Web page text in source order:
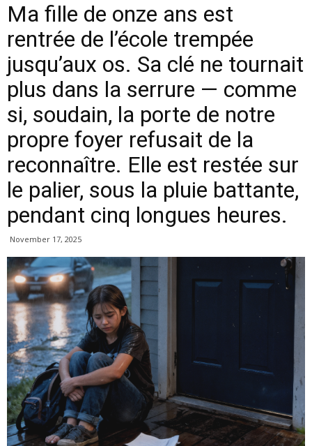
Ma fille de onze ans est
rentrée de l’école trempée
jusqu’aux os. Sa clé ne tournait
plus dans la serrure — comme
si, soudain, la porte de notre
propre foyer refusait de la
reconnaître. Elle est restée sur
le palier, sous la pluie battante,
pendant cinq longues heures.
November 17, 2025